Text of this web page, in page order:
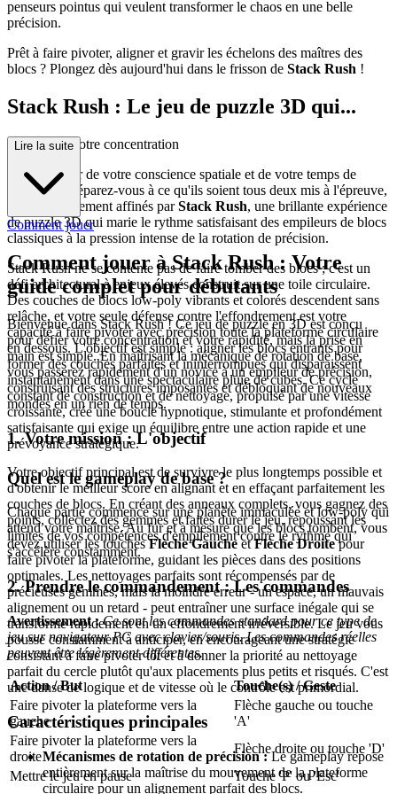
penseurs pointus qui veulent transformer le chaos en une belle
précision.
Prêt à faire pivoter, aligner et gravir les échelons des maîtres des
blocs ? Plongez dès aujourd'hui dans le frisson de Stack Rush !
Stack Rush : Le jeu de puzzle 3D qui...
exige toute votre concentration
Êtes-vous sûr de votre conscience spatiale et de votre temps de
réaction ? Préparez-vous à ce qu'ils soient tous deux mis à l'épreuve,
testés et finalement affinés parStack Rush, une brillante expérience
de puzzle 3D qui marie le rythme satisfaisant des empileurs de blocs
classiques à la pression intense de la rotation de précision.
Stack Rush ne se contente pas de faire tomber des blocs ; c'est un
défi architectural à enjeux élevés construit sur une toile circulaire.
Des couches de blocs low-poly vibrants et colorés descendent sans
relâche, et votre seule défense contre l'effondrement est votre
capacité à faire pivoter avec précision toute la plateforme circulaire
en dessous. L'objectif est simple : aligner les blocs entrants pour
former des couches parfaites et ininterrompues qui disparaissent
instantanément dans une spectaculaire pluie de cubes. Ce cycle
constant de construction et de nettoyage, propulsé par une vitesse
croissante, crée une boucle hypnotique, stimulante et profondément
satisfaisante qui exige un équilibre entre une action rapide et une
prévoyance stratégique.
Quel est le gameplay de base ?
Chaque partie commence sur une planète immaculée et low-poly qui
attend votre maîtrise. Au fur et à mesure que les blocs tombent, vous
devez utiliser les touchesFlèche Gauche etFlèche Droitepour
faire pivoter la plateforme, guidant les pièces dans des positions
optimales. Les nettoyages parfaits sont récompensés par de
précieuses gemmes, mais la moindre erreur - un espace, un mauvais
alignement ou un retard - peut entraîner une surface inégale qui se
transforme rapidement en un effondrement irréversible. Le jeu vous
pousse constamment à anticiper, en encourageant une stratégie
consistant à faire pivoter tôt et à donner la priorité au nettoyage
parfait du cercle plutôt qu'aux placements plus petits et risqués. C'est
une danse de logique et de vitesse où le contrôle est primordial.
Caractéristiques principales
Mécanismes de rotation de précision :Le gameplay repose
entièrement sur la maîtrise du mouvement de la plateforme
circulaire pour un alignement parfait des blocs.
Lire la suite
Comment jouer
Comment jouer à Stack Rush : Votre
guide complet pour débutants
Bienvenue dans Stack Rush ! Ce jeu de puzzle en 3D est conçu
pour défier votre concentration et votre rapidité, mais la prise en
main est simple. En maîtrisant la mécanique de rotation de base,
vous passerez rapidement d'un novice à un empileur de précision,
construisant des structures imposantes et débloquant de nouveaux
mondes en un rien de temps.
1. Votre mission : L'objectif
Votre objectif principal est de survivre le plus longtemps possible et
d'obtenir le meilleur score en alignant et en effaçant parfaitement les
couches de blocs. En créant des anneaux complets, vous gagnez des
points, collectez des gemmes et faites durer le jeu, repoussant les
limites de vos compétences d'empilement contre le rythme qui
s'accélère constamment.
2. Prendre le commandement : Les commandes
Avertissement : Ce sont les commandes standard pour ce type de
jeu sur navigateur PC avec clavier/souris. Les commandes réelles
peuvent être légèrement différentes.
Action / But
Touche(s) / Geste
Faire pivoter la plateforme vers la
gauche
Flèche gauche ou touche
'A'
Faire pivoter la plateforme vers la
droite
Flèche droite ou touche 'D'
Mettre le jeu en pause
Touche 'P' ou 'Esc'